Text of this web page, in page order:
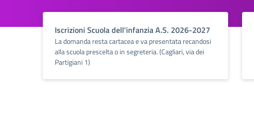
Iscrizioni Scuola dell'infanzia A.S. 2026-2027
La domanda resta cartacea e va presentata recandosi
alla scuola prescelta o in segreteria. (Cagliari, via dei
Partigiani 1)